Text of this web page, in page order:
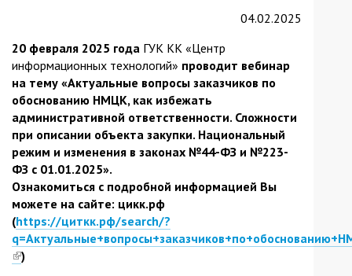
04.02.2025
20 февраля 2025 года ГУК КК «Центр
информационных технологий» проводит вебинар
на тему «Актуальные вопросы заказчиков по
обоснованию НМЦК, как избежать
административной ответственности. Сложности
при описании объекта закупки. Национальный
режим и изменения в законах №44-ФЗ и №223-
ФЗ с 01.01.2025».
Ознакомиться с подробной информацией Вы
можете на сайте: цикк.рф
(https://циткк.рф/search/?
(link
)